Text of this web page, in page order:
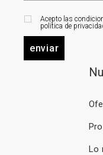
Acepto las
política de
enviar
Lo